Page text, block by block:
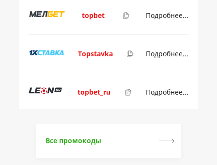
topbet Подробнее...
Topstavka Подробнее...
topbet_ru Подробнее...
Все промокоды